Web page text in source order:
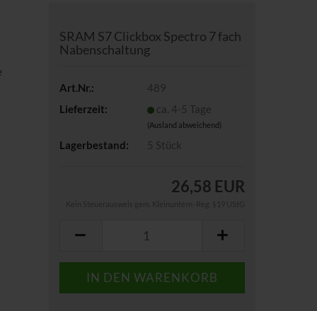
SRAM S7 Clickbox Spectro 7 fach
Nabenschaltung
Art.Nr.:
489
Lieferzeit:
ca. 4-5 Tage
(Ausland abweichend)
Lagerbestand: 5 Stück
26,58 EUR